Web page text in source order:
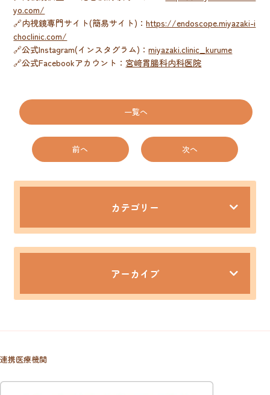
yo.com/
🔗内視鏡専門サイト(簡易サイト)：https://endoscope.miyazaki-i
choclinic.com/
🔗公式Instagram(インスタグラム)：miyazaki.clinic_kurume
🔗公式Facebookアカウント： 宮﨑胃腸科内科医院
前へ
一覧へ
次へ
カテゴリー
アーカイブ
連携医療機関